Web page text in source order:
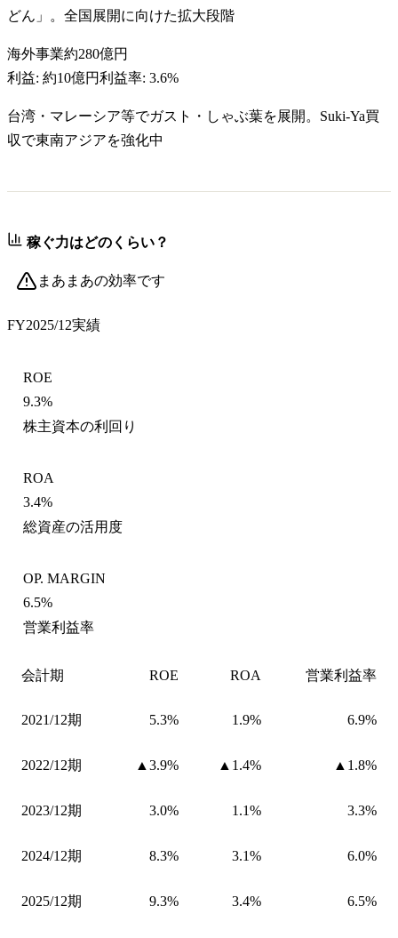
どん」。全国展開に向けた拡大段階
海外事業約280億円
利益: 約10億円利益率: 3.6%
台湾・マレーシア等でガスト・しゃぶ葉を展開。Suki-Ya買
収で東南アジアを強化中
稼ぐ力はどのくらい？
まあまあの効率です
FY2025/12実績
ROE
9.3%
株主資本の利回り
ROA
3.4%
総資産の活用度
OP. MARGIN
6.5%
営業利益率
会計期 ROE ROA 営業利益率
2021/12期 5.3% 1.9% 6.9%
2022/12期 ▲3.9% ▲1.4% ▲1.8%
2023/12期 3.0% 1.1% 3.3%
2024/12期 8.3% 3.1% 6.0%
2025/12期 9.3% 3.4% 6.5%